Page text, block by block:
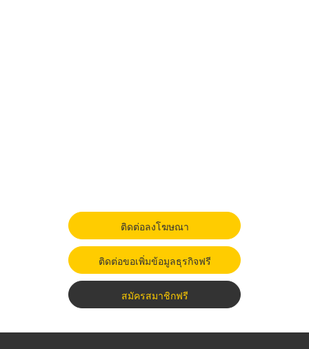
ติดต่อลงโฆษณา
ติดต่อขอเพิ่มข้อมูลธุรกิจฟรี
สมัครสมาชิกฟรี